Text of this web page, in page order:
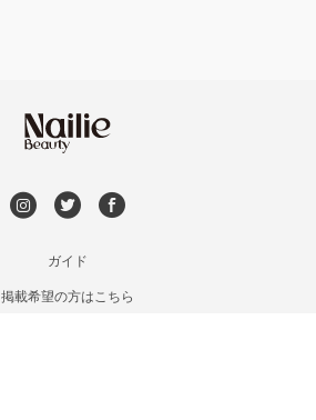
ガイド
掲載希望の方はこちら